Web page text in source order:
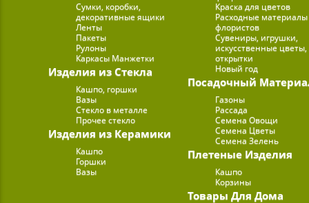
Сумки, коробки,
декоративные ящики
Ленты
Пакеты
Рулоны
Каркасы Манжетки
Изделия из Стекла
Кашпо, горшки
Вазы
Стекло в металле
Прочее стекло
Изделия из Керамики
Кашпо
Горшки
Вазы
Краска для цветов
Расходные
флористов
Сувениры, игрушки,
искусственные цветы,
открытки
Новый год
Посадочный
Газоны
Рассада
Семена Овощи
Семена Цветы
Семена Зелень
Плетеные Изделия
Кашпо
Корзины
Товары Для Дома